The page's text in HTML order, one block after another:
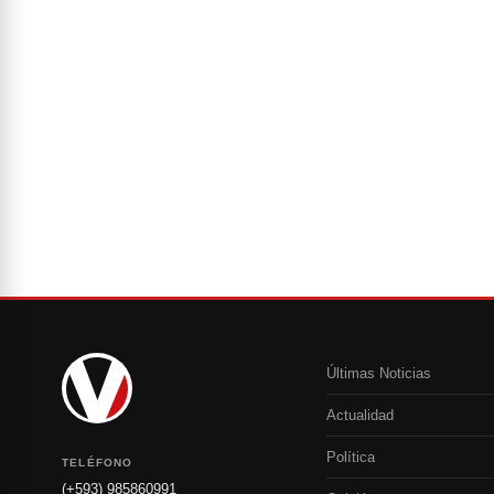
TELÉFONO
(+593) 985860991
Últimas Noticias
Actualidad
Política